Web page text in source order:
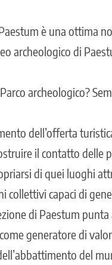
è una ottima
archeologico di
archeologico?
dell’offerta
il contatto delle
di quei luoghi
collettivi capaci di
di Paestum punta
generatore di
del